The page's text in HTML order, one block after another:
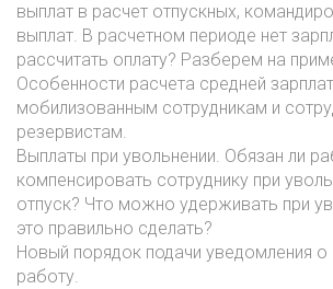
выплат в расчет отпускных,
выплат. В расчетном периоде нет
рассчитать оплату? Разберем на
Особенности расчета средней
мобилизованным сотрудникам и
резервистам.
Выплаты при увольнении. Обязан ли
компенсировать сотруднику при
отпуск? Что можно удерживать при
это правильно сделать?
Новый порядок подачи уведомления о
работу.